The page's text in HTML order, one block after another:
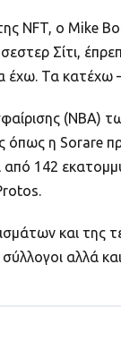
NFT, o Mike
Σίτι,
Τα κατέχω
(NBA)
όπως η Sorare
142
και της
σύλλογοι αλλά